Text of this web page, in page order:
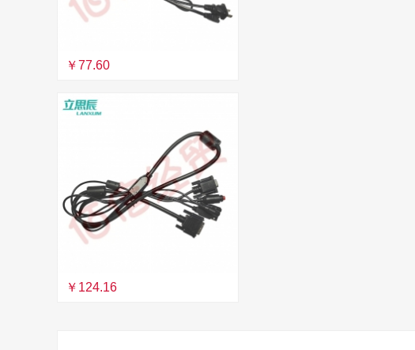
￥77.60
￥124.16